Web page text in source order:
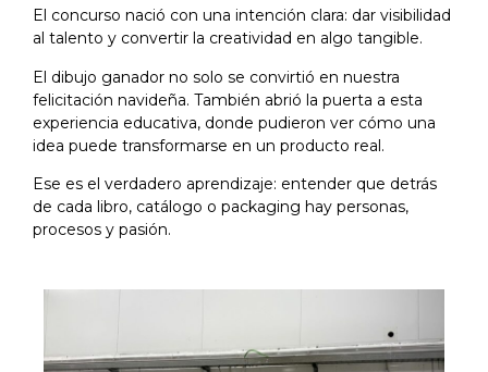
El concurso nació con una intención clara: dar visibilidad
al talento y convertir la creatividad en algo tangible.
El dibujo ganador no solo se convirtió en nuestra
felicitación navideña. También abrió la puerta a esta
experiencia educativa, donde pudieron ver cómo una
idea puede transformarse en un producto real.
Ese es el verdadero aprendizaje: entender que detrás
de cada libro, catálogo o packaging hay personas,
procesos y pasión.